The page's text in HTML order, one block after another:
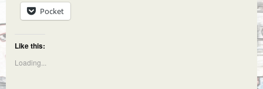
Pocket
Like this:
Loading...